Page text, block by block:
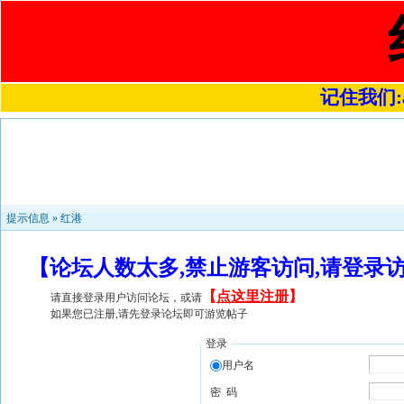
记住我们
提示信息 » 红港
【论坛人数太多,禁止游客访问,请登
请直接登录用户访问论坛，或请 【 点这里注册】
如果您已注册,请先登录论坛即可游览帖子
登录
用户名
密 码